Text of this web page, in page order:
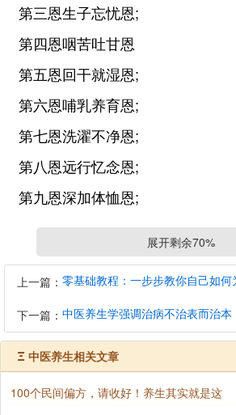
第三恩生子忘忧恩;
第四恩咽苦吐甘恩
第五恩回干就湿恩;
第六恩哺乳养育恩;
第七恩洗濯不净恩;
第八恩远行忆念恩;
第九恩深加体恤恩;
第十恩究竟怜愍恩。
因为父母有上述十大恩情，所以
咒》：
慈母十大深恩：
“第一是母亲怀着胎儿，百般顾爱
第二是母亲分娩时受尽极大苦楚
第三是虽然为子受尽折磨，既产
展开剩余70%
上一篇： 零基础教程：一步步教你自己如何
下一篇：
Ξ 中医养生相关文章
100个民间偏方，请收好！养生其实就是这